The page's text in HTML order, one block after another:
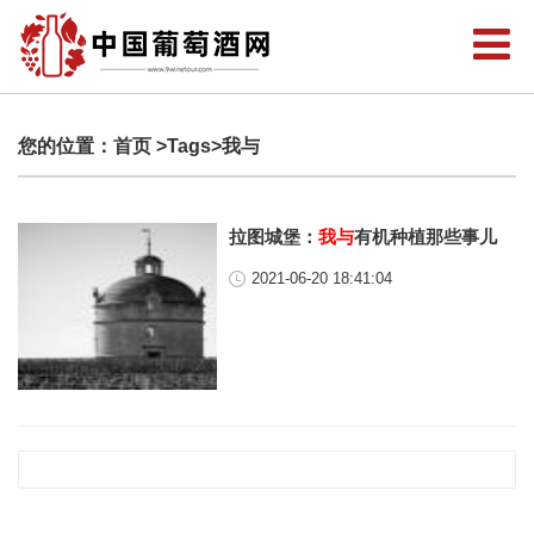
您的位置： 首页 >Tags>我与
拉图城堡：我与有机种植那些事儿
2021-06-20 18:41:04